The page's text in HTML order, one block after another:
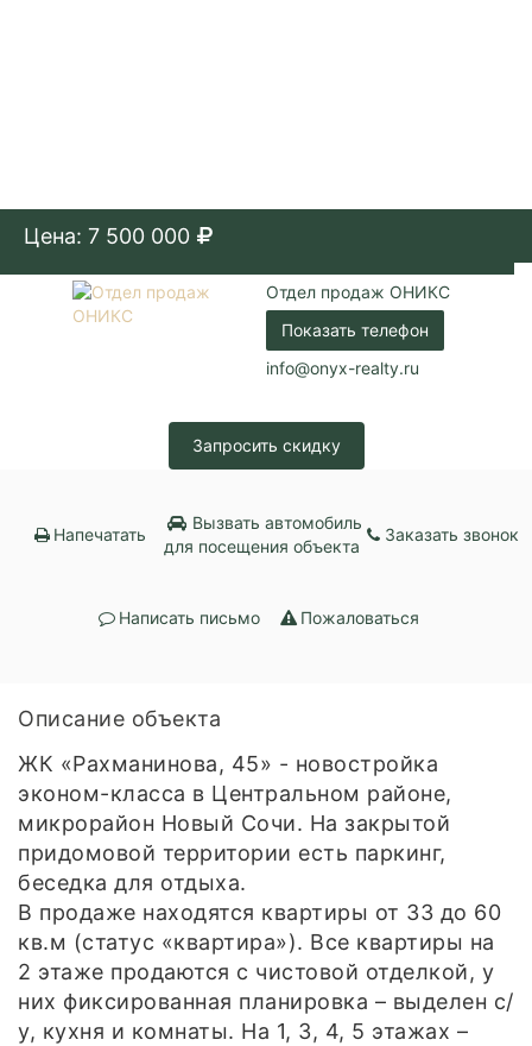
Цена: 7 500 000
Отдел продаж ОНИКС
Показать телефон
info@onyx-realty.ru
Запросить скидку
Напечатать
Вызвать автомобиль
для посещения объекта
Заказать звонок
Написать письмо Пожаловаться
Описание объекта
ЖК «Рахманинова, 45» - новостройка
эконом-класса в Центральном районе,
микрорайон Новый Сочи. На закрытой
придомовой территории есть паркинг,
беседка для отдыха.
В продаже находятся квартиры от 33 до 60
кв.м (статус «квартира»). Все квартиры на
2 этаже продаются с чистовой отделкой, у
них фиксированная планировка – выделен с/
у, кухня и комнаты. На 1, 3, 4, 5 этажах –